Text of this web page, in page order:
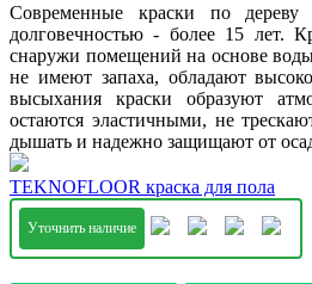
Современные краски по дереву
долговечностью - более 15 лет.
снаружи помещений на основе
не имеют запаха, обладают
высыхания краски образуют
остаются эластичными, не
дышать и надежно защищают от
TEKNOFLOOR краска для пола
Уточнить наличие